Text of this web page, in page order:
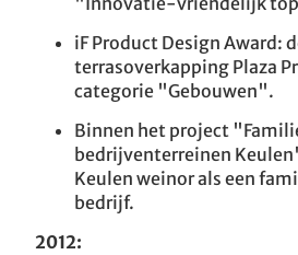
iF Product Design Award:
terrasoverkapping Plaza
categorie "Gebouwen".
Binnen het project
bedrijventerreinen
Keulen weinor als een
bedrijf.
2012: